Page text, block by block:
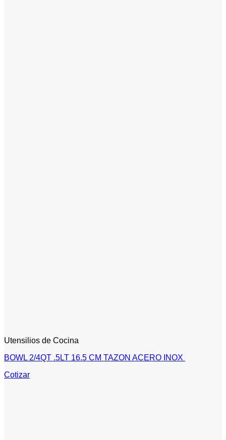
Utensilios de Cocina
BOWL 2/4QT .5LT 16.5 CM TAZON ACERO INOX
Cotizar